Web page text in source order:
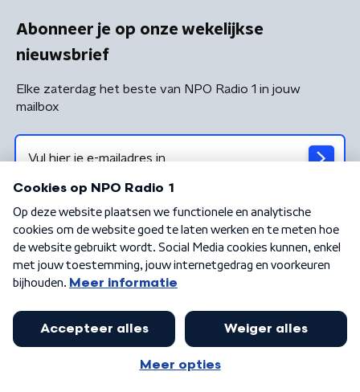
Abonneer je op onze wekelijkse
nieuwsbrief
Elke zaterdag het beste van NPO Radio 1 in jouw
mailbox
Algemene voorwaarden